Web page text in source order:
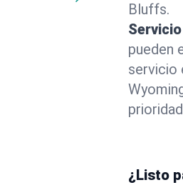
Bluffs.
pueden
servicio
¿Listo